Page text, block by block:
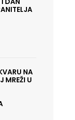
NA
MREŽI U